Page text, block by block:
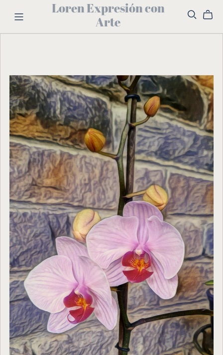
Loren Expresión con
Arte